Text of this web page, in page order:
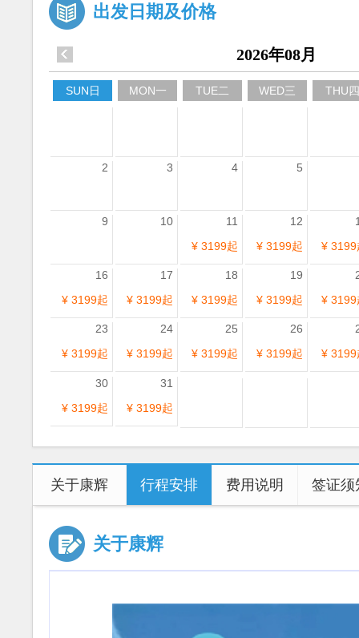
出发日期及价格
2026年08月
SUN日 MON一 TUE二 WED三 THU四
2 3 4 5
9 10
11
¥ 3199起
12
¥ 3199起
¥ 3199
16
¥ 3199起
17
¥ 3199起
18
¥ 3199起
19
¥ 3199起
¥ 3199
23
¥ 3199起
24
¥ 3199起
25
¥ 3199起
26
¥ 3199起
¥ 3199
30
¥ 3199起
31
¥ 3199起
关于康辉 行程安排 费用说明 签证须
关于康辉